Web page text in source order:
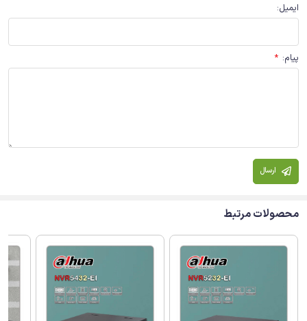
ایمیل:
پیام:
*
ارسال
محصولات مرتبط